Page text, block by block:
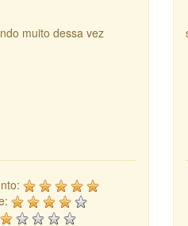
muito dessa vez